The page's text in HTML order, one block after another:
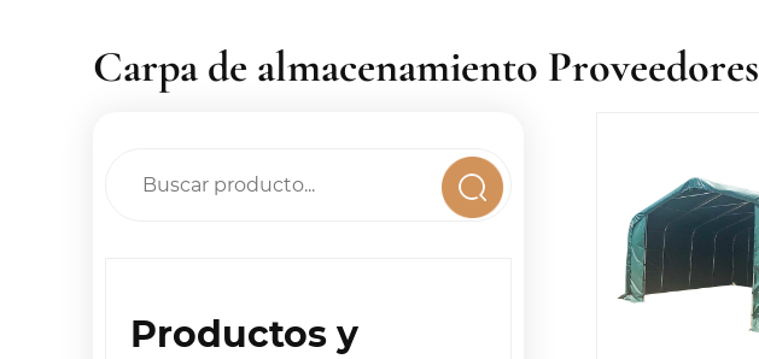
Carpa de almacenamiento Proveedores
Productos y